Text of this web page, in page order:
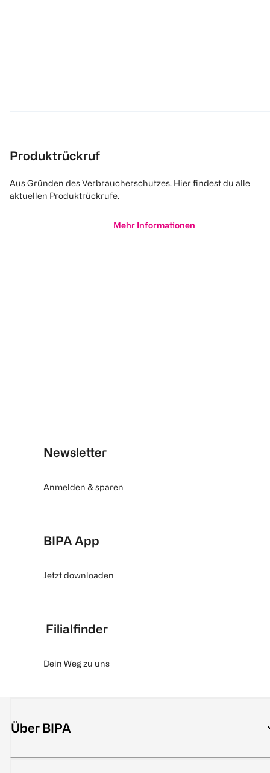
Produktrückruf
Aus Gründen des Verbraucherschutzes. Hier findest du alle
aktuellen Produktrückrufe.
Mehr Informationen
Newsletter
Anmelden & sparen
BIPA App
Jetzt downloaden
Filialfinder
Dein Weg zu uns
Über BIPA